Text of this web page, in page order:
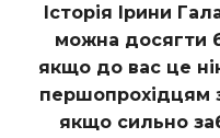
Історія Ірини
можна досягти
якщо до вас це
першопрохідцям
якщо сильно